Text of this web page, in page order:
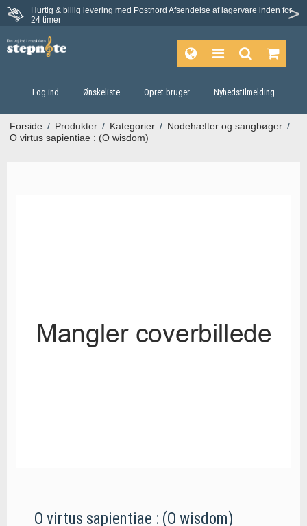
Hurtig & billig levering med Postnord Afsendelse af lagervare inden for
24 timer
Fortrydelsesret på 30 dage
Log ind Ønskeliste Opret bruger Nyhedstilmelding
Forside / Produkter / Kategorier / Nodehæfter og sangbøger /
O virtus sapientiae : (O wisdom)
O virtus sapientiae : (O wisdom)